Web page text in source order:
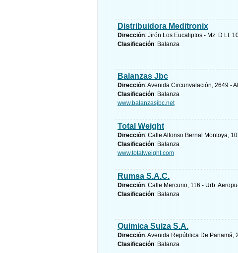
Distribuidora Meditronix
Dirección: Jirón Los Eucaliptos - Mz. D Lt.
Clasificación: Balanza
Balanzas Jbc
Dirección: Avenida Circunvalación, 2649 -
Clasificación: Balanza
www.balanzasjbc.net
Total Weight
Dirección: Calle Alfonso Bernal Montoya,
Clasificación: Balanza
www.totalweight.com
Rumsa S.A.C.
Dirección: Calle Mercurio, 116 - Urb.
Clasificación: Balanza
Quimica Suiza S.A.
Dirección: Avenida República De Panamá,
Clasificación: Balanza